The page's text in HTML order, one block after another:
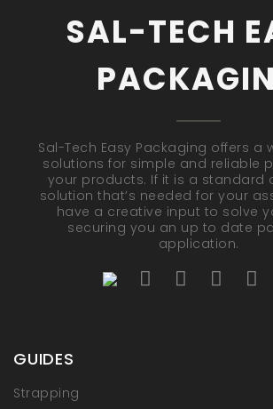
SAL-TECH
Sal-Tech Easy Packaging offers a
solutions for simple and reliable
your products. If it is a standard
solution that’s needed for your
have a creative input to solve
securing you an up to date
application.
GUIDES
Strapping